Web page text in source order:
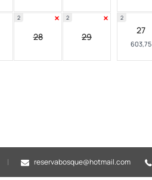
28
2
29
2
27
603,75
2
reservabosque@hotmail.com